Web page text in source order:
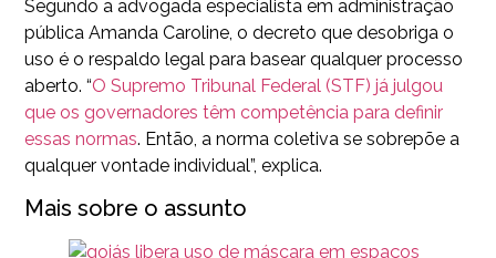
Segundo a advogada especialista em administração
pública Amanda Caroline, o decreto que desobriga o
uso é o respaldo legal para basear qualquer processo
aberto. “O Supremo Tribunal Federal (STF) já julgou
que os governadores têm competência para definir
essas normas. Então, a norma coletiva se sobrepõe a
qualquer vontade individual”, explica.
Mais sobre o assunto